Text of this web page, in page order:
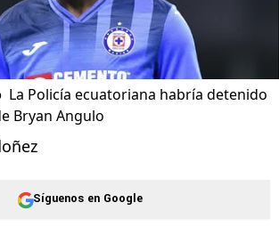
La Policía ecuatoriana habría detenido
Bryan Angulo
Síguenos en Google